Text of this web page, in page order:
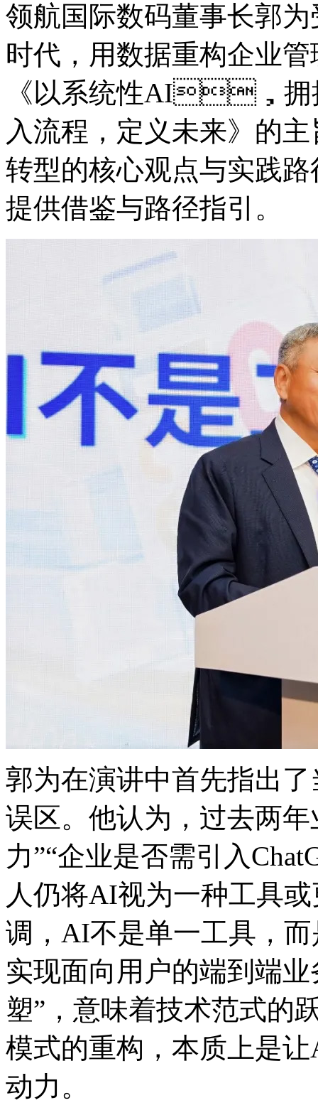
领航国际数码董事长郭
时代，用数据重构企业
《以系统性AI，拥
入流程，定义未来》的
转型的核心观点与实践路
提供借鉴与路径指引。
郭为在演讲中首先指出
误区。他认为，过去
力”“企业是否需引入
人仍将AI视为一种工具或
调，AI不是单一工具
实现面向用户的端到端
塑”，意味着技术范式的
模式的重构，本质上
动力。